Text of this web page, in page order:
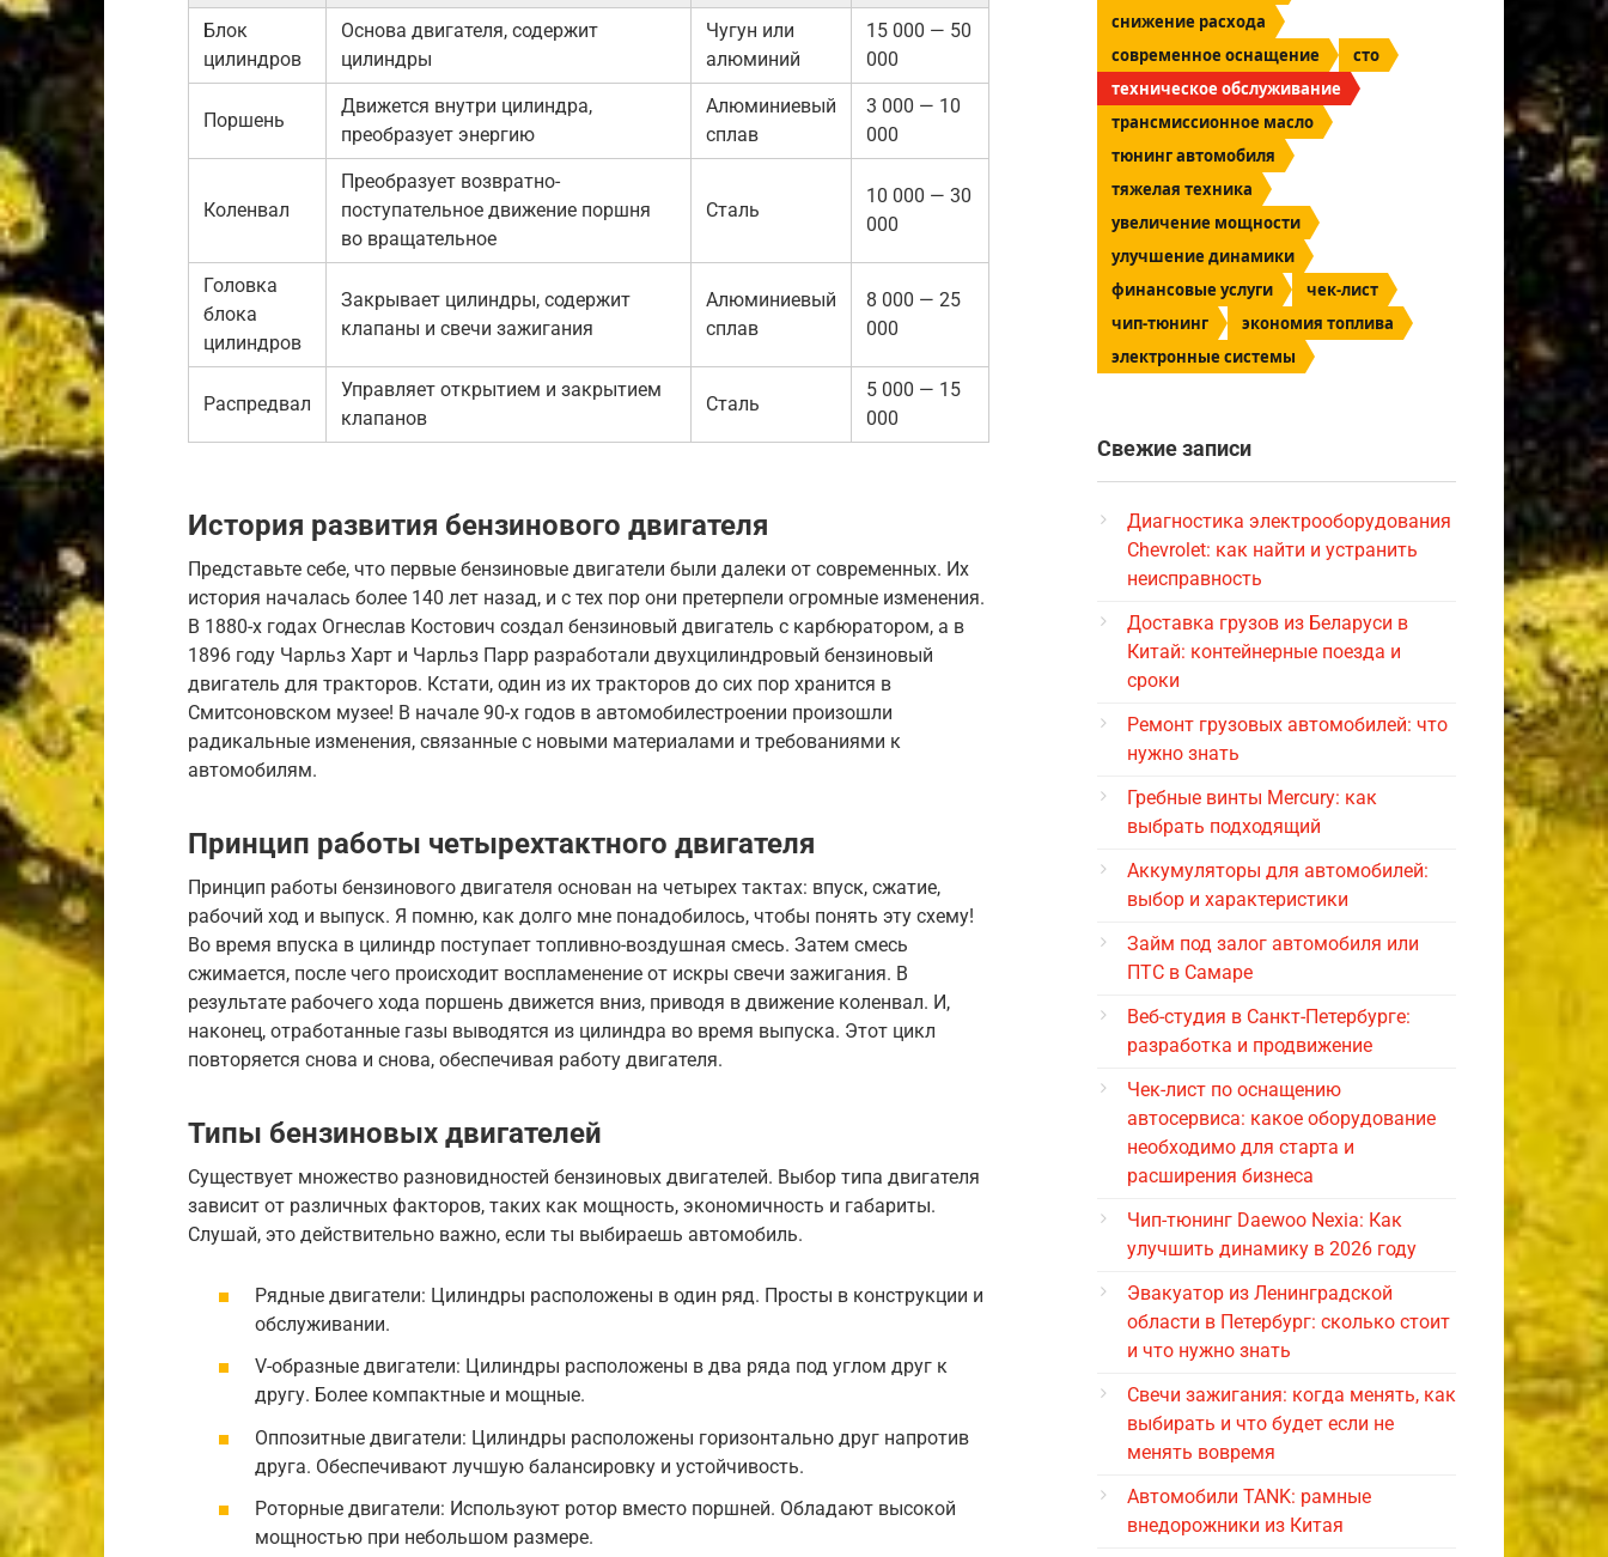
Блок
цилиндров
Основа двигателя, содержит
цилиндры
Чугун или
алюминий
15 000 — 50
000
Поршень
Движется внутри цилиндра,
преобразует энергию
Алюминиевый
сплав
3 000 — 10
000
Коленвал
Преобразует возвратно-
поступательное движение поршня
во вращательное
Сталь
10 000 — 30
000
Головка
блока
цилиндров
Закрывает цилиндры, содержит
клапаны и свечи зажигания
Алюминиевый
сплав
8 000 — 25
000
Распредвал
Управляет открытием и закрытием
клапанов
Сталь
5 000 — 15
000
История развития бензинового двигателя
Представьте себе, что первые бензиновые двигатели были далеки от современных. Их
история началась более 140 лет назад, и с тех пор они претерпели огромные изменения.
В 1880-х годах Огнеслав Костович создал бензиновый двигатель с карбюратором, а в
1896 году Чарльз Харт и Чарльз Парр разработали двухцилиндровый бензиновый
двигатель для тракторов. Кстати, один из их тракторов до сих пор хранится в
Смитсоновском музее! В начале 90-х годов в автомобилестроении произошли
радикальные изменения, связанные с новыми материалами и требованиями к
автомобилям.
Принцип работы четырехтактного двигателя
Принцип работы бензинового двигателя основан на четырех тактах: впуск, сжатие,
рабочий ход и выпуск. Я помню, как долго мне понадобилось, чтобы понять эту схему!
Во время впуска в цилиндр поступает топливно-воздушная смесь. Затем смесь
сжимается, после чего происходит воспламенение от искры свечи зажигания. В
результате рабочего хода поршень движется вниз, приводя в движение коленвал. И,
наконец, отработанные газы выводятся из цилиндра во время выпуска. Этот цикл
повторяется снова и снова, обеспечивая работу двигателя.
Типы бензиновых двигателей
Существует множество разновидностей бензиновых двигателей. Выбор типа двигателя
зависит от различных факторов, таких как мощность, экономичность и габариты.
Слушай, это действительно важно, если ты выбираешь автомобиль.
Рядные двигатели: Цилиндры расположены в один ряд. Просты в конструкции и
обслуживании.
V-образные двигатели: Цилиндры расположены в два ряда под углом друг к
другу. Более компактные и мощные.
Оппозитные двигатели: Цилиндры расположены горизонтально друг напротив
друга. Обеспечивают лучшую балансировку и устойчивость.
Роторные двигатели: Используют ротор вместо поршней. Обладают высокой
мощностью при небольшом размере.
снижение расхода
современное оснащение
сто
техническое обслуживание
трансмиссионное масло
тюнинг автомобиля
тяжелая техника
увеличение мощности
улучшение динамики
финансовые услуги
чек-лист
чип-тюнинг
экономия топлива
электронные системы
Свежие записи
Диагностика электрооборудования
Chevrolet: как найти и устранить
неисправность
Доставка грузов из Беларуси в
Китай: контейнерные поезда и
сроки
Ремонт грузовых автомобилей: что
нужно знать
Гребные винты Mercury: как
выбрать подходящий
Аккумуляторы для автомобилей:
выбор и характеристики
Займ под залог автомобиля или
ПТС в Самаре
Веб-студия в Санкт-Петербурге:
разработка и продвижение
Чек-лист по оснащению
автосервиса: какое оборудование
необходимо для старта и
расширения бизнеса
Чип-тюнинг Daewoo Nexia: Как
улучшить динамику в 2026 году
Эвакуатор из Ленинградской
области в Петербург: сколько стоит
и что нужно знать
Свечи зажигания: когда менять, как
выбирать и что будет если не
менять вовремя
Автомобили TANK: рамные
внедорожники из Китая